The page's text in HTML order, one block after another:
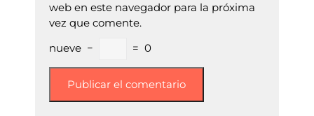
web en este navegador para la próxima
vez que comente.
nueve − = 0